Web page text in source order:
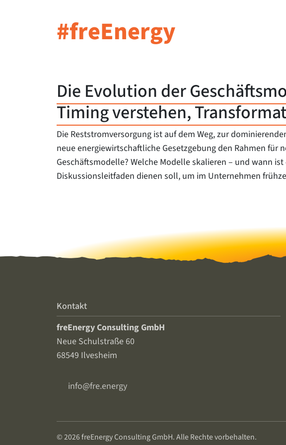
#freEnergy
Die Evolution der
Timing verstehen,
Die Reststromversorgung ist auf dem Weg, zur
neue energiewirtschaftliche Gesetzgebung den Rahmen für
Geschäftsmodelle? Welche Modelle skalieren – und wann
Diskussionsleitfaden dienen soll, um im Unternehmen
Kontakt
freEnergy Consulting GmbH
Neue Schulstraße 60
68549 Ilvesheim
info@fre.energy
© 2026 freEnergy Consulting GmbH. Alle Rechte vorbehalten.